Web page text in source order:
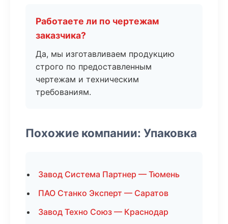
Работаете ли по чертежам
заказчика?
Да, мы изготавливаем продукцию
строго по предоставленным
чертежам и техническим
требованиям.
Похожие компании: Упаковка
Завод Система Партнер — Тюмень
ПАО Станко Эксперт — Саратов
Завод Техно Союз — Краснодар